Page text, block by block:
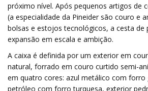
próximo nível. Após pequenos artigos de
(a especialidade da Pineider são couro e
bolsas e estojos tecnológicos, a cesta de
expansão em escala e ambição.
A caixa é definida por um exterior em
natural, forrado em couro curtido semi-
em quatro cores: azul metálico com forro
petróleo com forro turquesa, exterior